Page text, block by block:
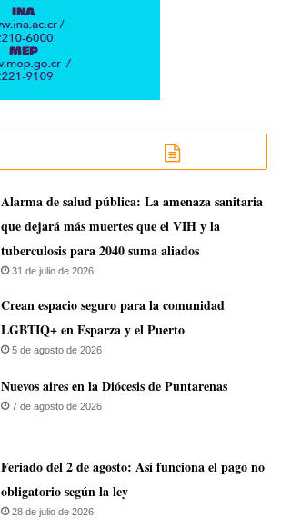
​Alarma de salud pública: La amenaza sanitaria
que dejará más muertes que el VIH y la
tuberculosis para 2040 suma aliados
31 de julio de 2026
Crean espacio seguro para la comunidad
LGBTIQ+ en Esparza y el Puerto
5 de agosto de 2026
​Nuevos aires en la Diócesis de Puntarenas
7 de agosto de 2026
Feriado del 2 de agosto: Así funciona el pago no
obligatorio según la ley
28 de julio de 2026